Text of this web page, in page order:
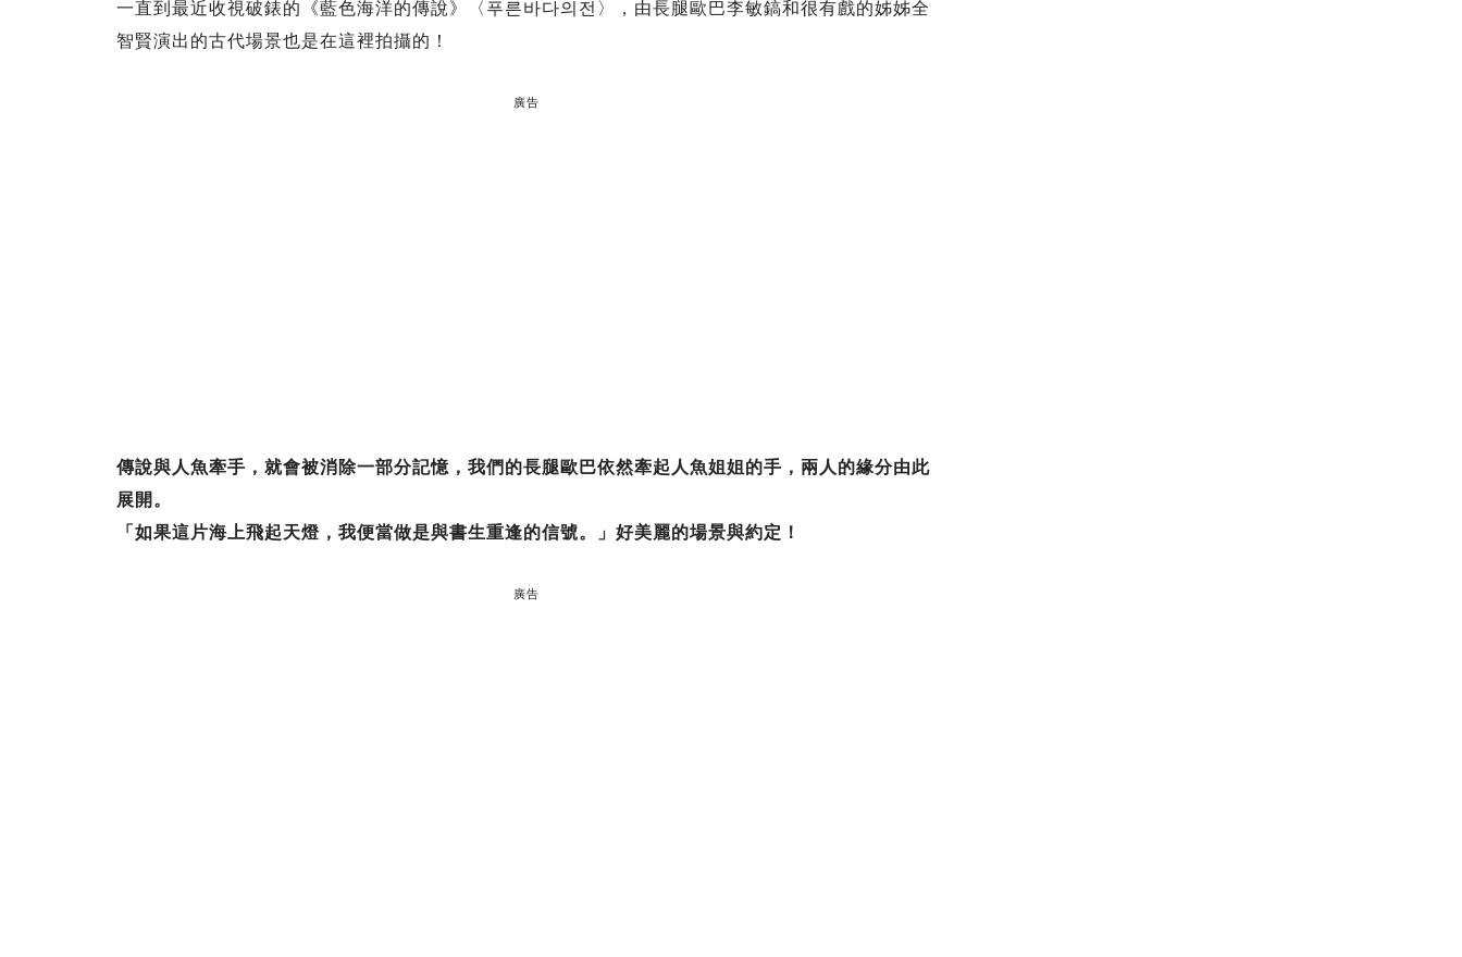
一直到最近收視破錶的《藍色海洋的傳說》〈푸른바다의전〉，由長腿歐巴李敏鎬和很有戲的姊姊全
智賢演出的古代場景也是在這裡拍攝的！
廣告
傳說與人魚牽手，就會被消除一部分記憶，我們的長腿歐巴依然牽起人魚姐姐的手，兩人的緣分由此
展開。
「如果這片海上飛起天燈，我便當做是與書生重逢的信號。」好美麗的場景與約定！
廣告